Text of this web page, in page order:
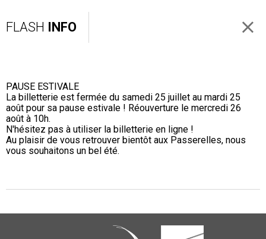
FLASH INFO
PAUSE ESTIVALE
La billetterie est fermée du samedi 25 juillet au mardi 25
août pour sa pause estivale ! Réouverture le mercredi 26
août à 10h.
N'hésitez pas à utiliser la billetterie en ligne !
Au plaisir de vous retrouver bientôt aux Passerelles, nous
vous souhaitons un bel été.